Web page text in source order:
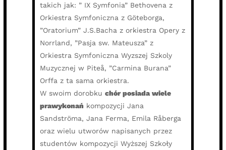
takich jak: ” IX Symfonia” Bethovena z
Orkiestra Symfoniczna z Göteborga,
”Oratorium” J.S.Bacha z orkiestra Opery z
Norrland, ”Pasja sw. Mateusza” z
Orkiestra Symfoniczna Wyzszej Szkoly
Muzycznej w Piteå, ”Carmina Burana”
Orffa z ta sama orkiestra.
W swoim dorobku chór posiada wiele
prawykonań kompozycji Jana
Sandströma, Jana Ferma, Emila Råberga
oraz wielu utworów napisanych przez
studentów kompozycji Wyższej Szkoły